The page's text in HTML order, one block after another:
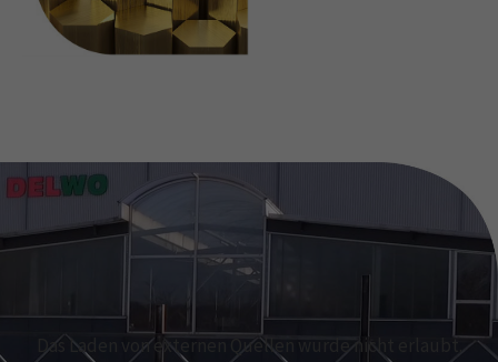
Das Laden von externen Quellen wurde nicht erlaubt.